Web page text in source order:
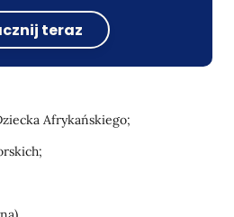
teraz
Afrykańskiego;